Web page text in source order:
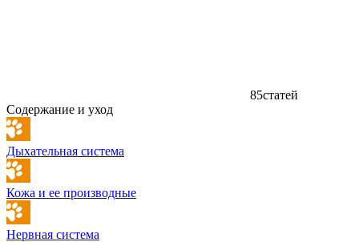
85статей
Содержание и уход
Дыхательная система
Кожа и ее производные
Нервная система